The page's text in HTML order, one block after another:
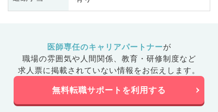
医師専任のキャリアパートナーが
職場の雰囲気や人間関係、 教育・研修制度など
求人票に掲載されていない情報をお伝えします。
無料転職サポートを利用する